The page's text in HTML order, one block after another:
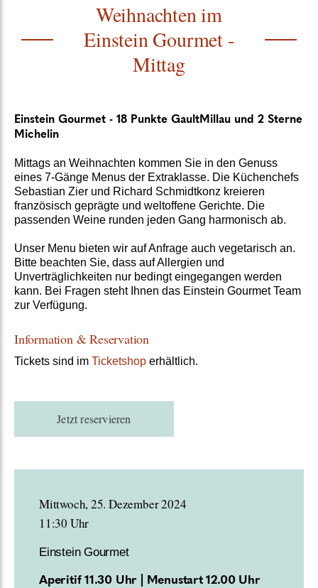
Weihnachten im
Einstein Gourmet -
Mittag
Einstein Gourmet - 18 Punkte GaultMillau und 2 Sterne
Michelin
Mittags an Weihnachten kommen Sie in den Genuss
eines 7-Gänge Menus der Extraklasse. Die Küchenchefs
Sebastian Zier und Richard Schmidtkonz kreieren
französisch geprägte und weltoffene Gerichte. Die
passenden Weine runden jeden Gang harmonisch ab.
Unser Menu bieten wir auf Anfrage auch vegetarisch an.
Bitte beachten Sie, dass auf Allergien und
Unverträglichkeiten nur bedingt eingegangen werden
kann. Bei Fragen steht Ihnen das Einstein Gourmet Team
zur Verfügung.
Information & Reservation
Tickets sind im Ticketshop erhältlich.
Jetzt reservieren
Mittwoch, 25. Dezember 2024
11:30 Uhr
Einstein Gourmet
Aperitif 11.30 Uhr | Menustart 12.00 Uhr